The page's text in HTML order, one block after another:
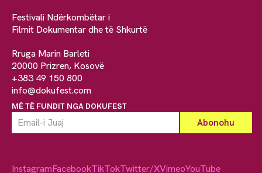
Festivali Ndërkombëtar i
Filmit Dokumentar dhe të Shkurtë
Rruga Marin Barleti
20000 Prizren, Kosovë
+383 49 150 800
info@dokufest.com
MË TË FUNDIT NGA DOKUFEST
InstagramFacebookTikTokTwitter/XVimeoYouTube